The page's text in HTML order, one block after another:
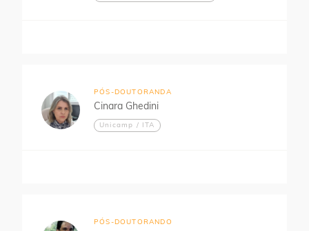
PÓS-DOUTORANDA
Cinara Ghedini
Unicamp / ITA
PÓS-DOUTORANDO